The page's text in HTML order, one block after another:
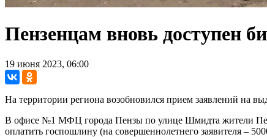
Пензенцам вновь доступен
19 июня 2023, 06:00
На территории региона возобновился прием заявлений на
В офисе №1 МФЦ города Пензы по улице Шмидта жители
оплатить госпошлину (на совершеннолетнего заявителя –